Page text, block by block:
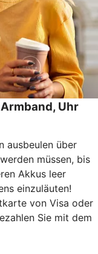
Uhr
ausbeulen über
müssen, bis
Akkus leer
einzuläuten!
von Visa oder
Sie mit dem